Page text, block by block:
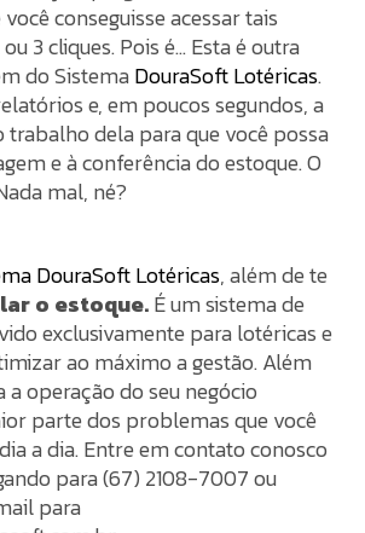
conseguisse acessar tais
3 cliques. Pois é… Esta é outra
do SistemaDouraSoft Lotéricas.
e, em poucos segundos, a
dela para que você possa
e à conferência do estoque. O
mal, né?
DouraSoft Lotéricas, além de te
o estoque.É um sistema de
exclusivamente para lotéricas e
ao máximo a gestão. Além
a operação do seu negócio
parte dos problemas que você
a dia. Entre em contato conosco
para (67) 2108-7007 ou
para